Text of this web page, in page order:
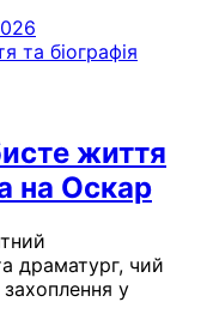
життя
на Оскар
драматург, чий
у